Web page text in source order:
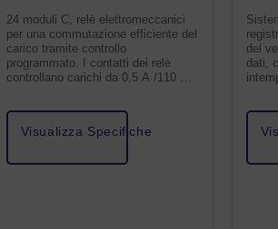
24 moduli C, relè elettromeccanici
per una commutazione efficiente del
carico tramite controllo
programmato. I contatti dei relè
controllano carichi da 0,5 A /110 V o
Visualizza Specifiche
del
dati,